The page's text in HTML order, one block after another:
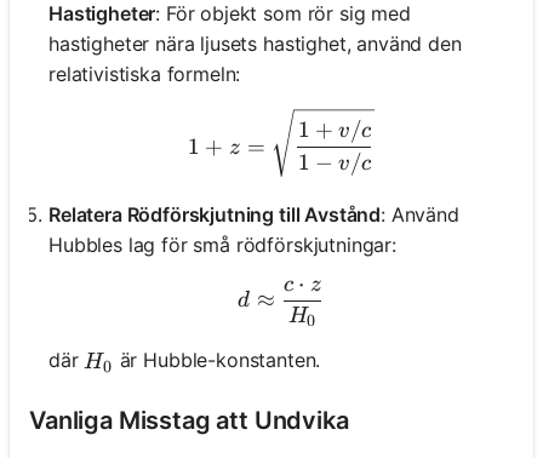
Hastigheter: För objekt som rör sig med
hastigheter nära ljusets hastighet, använd den
relativistiska formeln:
1 + z = \sqrt{\frac{1 +
1 + z =
1 − v/c
1 + v/c
Relatera Rödförskjutning till Avstånd: Använd
Hubbles lag för små rödförskjutningar:
d \approx \frac{c \cdot
d ≈
H0
c ⋅ z
där H_0
H0 är Hubble-konstanten.
Vanliga Misstag att Undvika